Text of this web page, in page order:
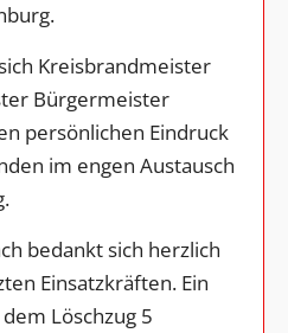
Kreisbrandmeister
Bürgermeister
persönlichen Eindruck
im engen Austausch
bedankt sich herzlich
Einsatzkräften. Ein
Löschzug 5